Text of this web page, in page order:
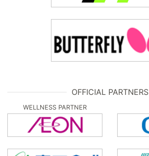
OFFICIAL PARTNERS
WELLNESS PARTNER